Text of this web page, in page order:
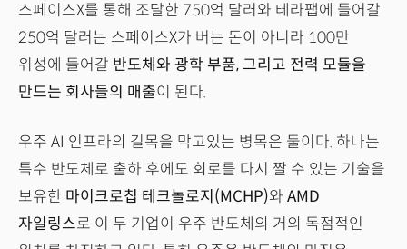
스페이스X를 통해 조달한 750억 달러와 테라팹에 들어갈
250억 달러는 스페이스X가 버는 돈이 아니라 100만
위성에 들어갈 반도체와 광학 부품, 그리고 전력 모듈을
만드는 회사들의 매출이 된다.
우주 AI 인프라의 길목을 막고있는 병목은 둘이다. 하나는
특수 반도체로 출하 후에도 회로를 다시 짤 수 있는 기술을
보유한 마이크로칩 테크놀로지(MCHP)와 AMD
자일링스로 이 두 기업이 우주 반도체의 거의 독점적인